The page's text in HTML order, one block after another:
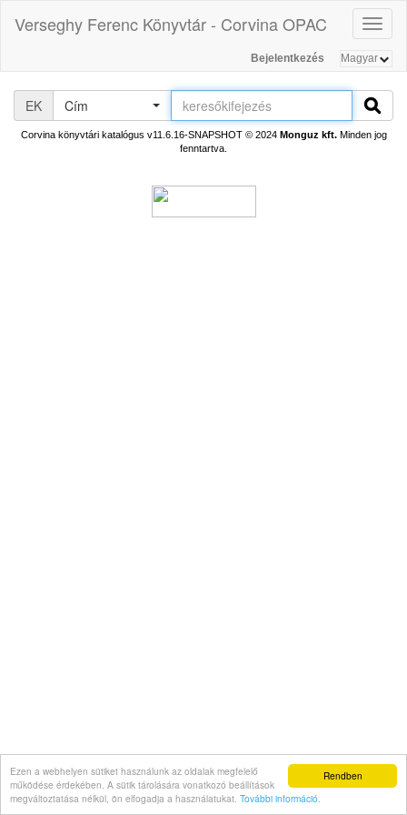
Rendben
Ezen a webhelyen sütiket használunk az oldalak megfelelő
működése érdekében. A sütik tárolására vonatkozó beállítások
megváltoztatása nélkül, ön elfogadja a használatukat. További információ.
Verseghy Ferenc Könyvtár - Corvina OPAC
Bejelentkezés
EK Cím
Corvina könyvtári katalógus v11.6.16-SNAPSHOT© 2024 Monguz kft.Minden jog
fenntartva.